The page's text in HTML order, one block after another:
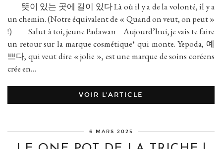
뜻이 있는 곳에 길이 있다 Là où il y a de la volonté, il y a
un chemin. (Notre équivalent de « Quand on veut, on peut »
!) Salut à toi, jeune Padawan Aujourd’hui, je vais te faire
un retour sur la marque cosmétique* qui monte. Yepoda, 예
쁘다, qui veut dire « jolie », est une marque de soins coréens
crée en…
VOIR L’ARTICLE
6 MARS 2025